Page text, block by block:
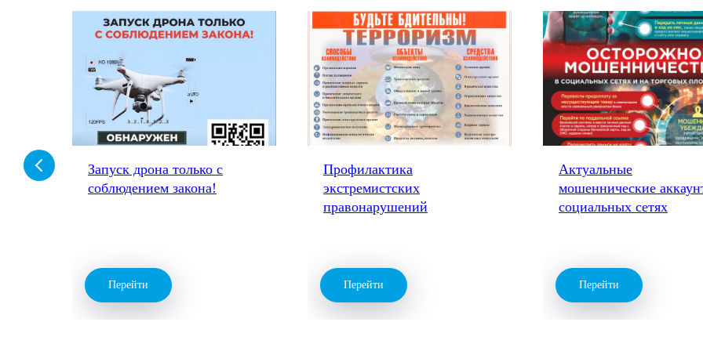
Запуск дрона только с
соблюдением закона!
Перейти
Профилактика
экстремистских
правонарушений
Перейти
Актуальные
мошеннические
социальных сетях
Перейти